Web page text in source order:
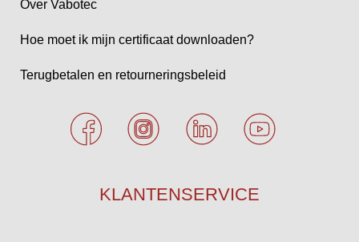
Over Vabotec
Hoe moet ik mijn certificaat downloaden?
Terugbetalen en retourneringsbeleid
KLANTENSERVICE